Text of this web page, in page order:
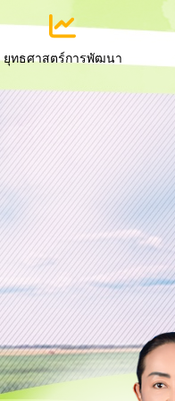
ยุทธศาสตร์การพัฒนา